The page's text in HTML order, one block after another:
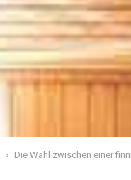
Die Wahl zwischen einer